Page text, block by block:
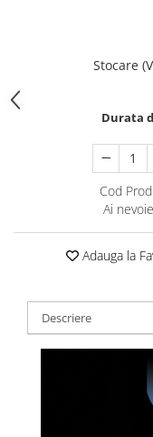
Stocare
Durata
Cod
Ai
Adauga la
Descriere